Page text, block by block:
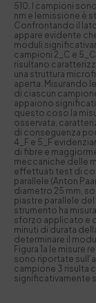
510. I campioni
nm e lemissione è
Confrontando il
appare evidente
moduli
campioni 2_C e
risultano
una struttura
aperta. Misurando
di ciascun
appaiono
questo coso la
osservata,
di conseguenza
4_F e 5_F
di fibre e
meccaniche delle
effettuati test di
parallele (Anton
diametro 25 mm,
piastre parallele
strumento ha
sforzo applicato e
minuti di durata
determinare il
Figura 1a le
sono riportate
campione 3 risulta
significativamente